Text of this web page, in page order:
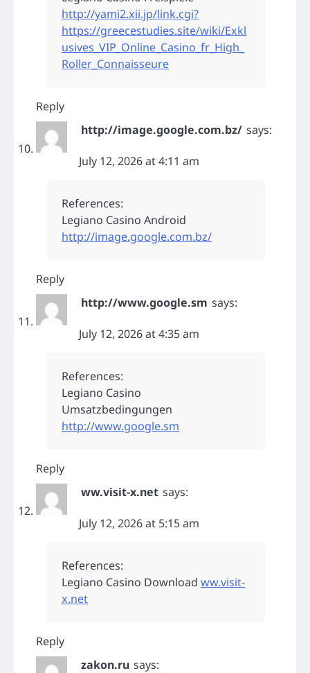
http://yami2.xii.jp/link.cgi?
https://greecestudies.site/wiki/Exkl
usives_VIP_Online_Casino_fr_High_
Roller_Connaisseure
Reply
http://image.google.com.bz/ says:
July 12, 2026 at 4:11 am
References:
Legiano Casino Android
http://image.google.com.bz/
Reply
http://www.google.sm says:
July 12, 2026 at 4:35 am
References:
Legiano Casino
Umsatzbedingungen
http://www.google.sm
Reply
ww.visit-x.net says:
July 12, 2026 at 5:15 am
References:
Legiano Casino Download ww.visit-
x.net
Reply
zakon.ru says: